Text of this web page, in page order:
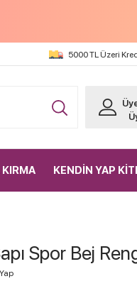
5000 TL Üzeri
KIRMA KENDİN YAP
Spor Bej